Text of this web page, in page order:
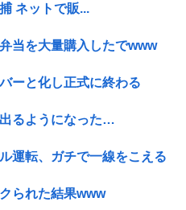
ネットで販...
当を大量購入したでwww
ーと化し正式に終わる
るようになった…
運転、ガチで一線をこえる
られた結果www